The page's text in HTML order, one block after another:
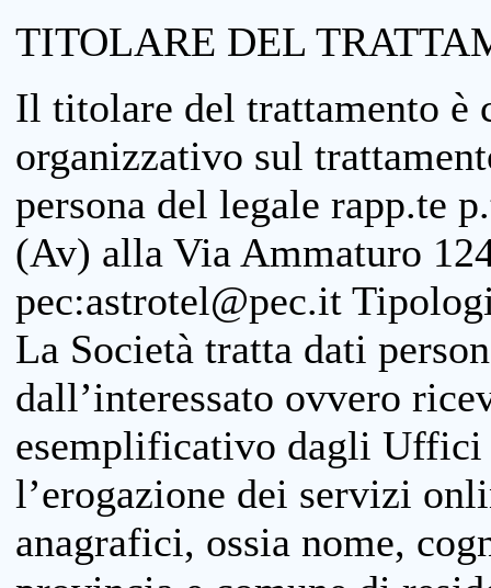
TITOLARE DEL
Il titolare del trattamento è
organizzativo sul
persona del legale rapp.te
(Av) alla Via Ammaturo
pec:astrotel@pec.it
La Società tratta dati
dall’interessato ovvero
esemplificativo dagli
l’erogazione dei servizi
anagrafici, ossia nome,